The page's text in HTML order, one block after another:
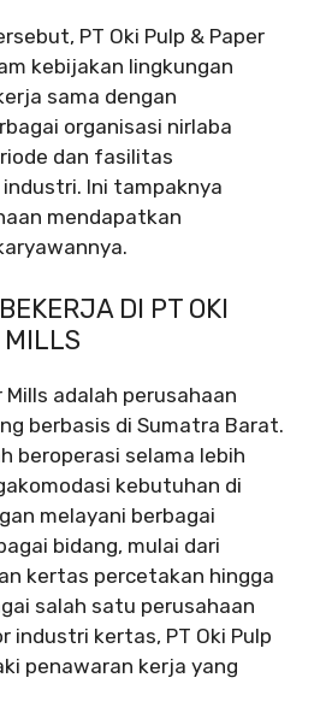
PT Oki Pulp & Paper
kebijakan lingkungan
sama dengan
organisasi nirlaba
dan fasilitas
Ini tampaknya
mendapatkan
DI PT OKI
MILLS
Mills adalah perusahaan
berbasis di Sumatra Barat.
beroperasi selama lebih
kebutuhan di
melayani berbagai
bidang, mulai dari
kertas percetakan hingga
salah satu perusahaan
industri kertas, PT Oki Pulp
penawaran kerja yang